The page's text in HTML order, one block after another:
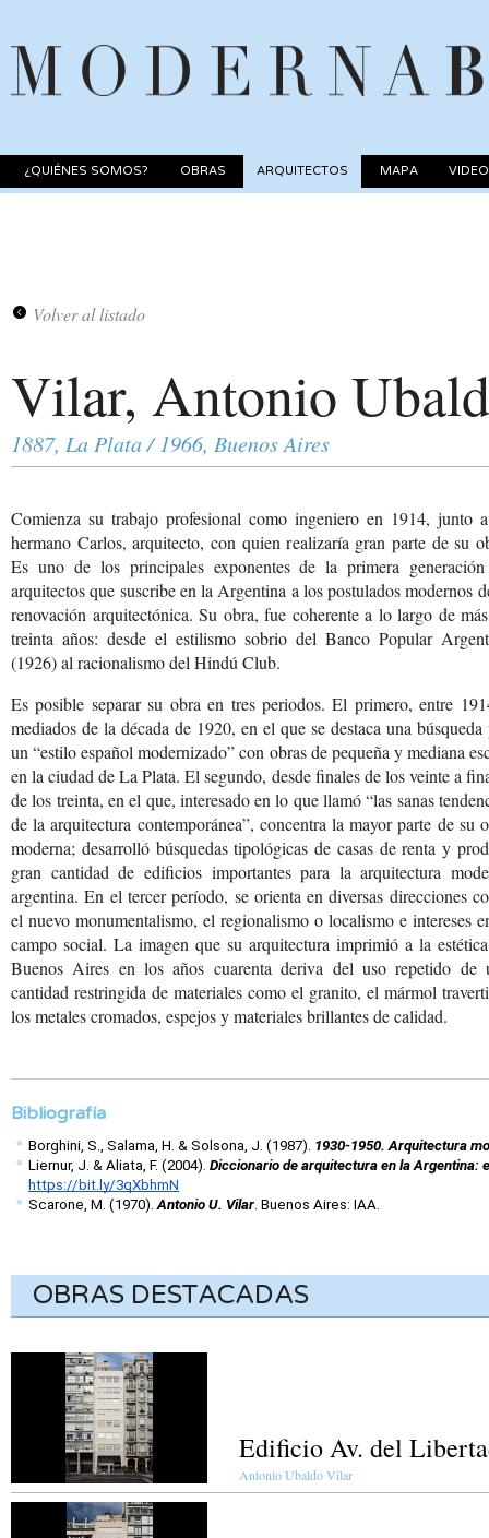
¿QUIÉNES SOMOS? OBRAS ARQUITECTOS MAPA
Volver al listado
Vilar, Antonio
1887, La Plata / 1966, Buenos Aires
Comienza su trabajo profesional como ingeniero en 1914, junto
hermano Carlos, arquitecto, con quien realizaría gran parte de su
Es uno de los principales exponentes de la primera
arquitectos que suscribe en la Argentina a los postulados modernos
renovación arquitectónica. Su obra, fue coherente a lo largo de
treinta años: desde el estilismo sobrio del Banco Popular
(1926) al racionalismo del Hindú Club.
Es posible separar su obra en tres periodos. El primero, entre
mediados de la década de 1920, en el que se destaca una búsqueda
un “estilo español modernizado” con obras de pequeña y mediana
en la ciudad de La Plata. El segundo, desde finales de los veinte a
de los treinta, en el que, interesado en lo que llamó “las sanas
de la arquitectura contemporánea”, concentra la mayor parte de su
moderna; desarrolló búsquedas tipológicas de casas de renta y
gran cantidad de edificios importantes para la arquitectura
argentina. En el tercer período, se orienta en diversas direcciones
el nuevo monumentalismo, el regionalismo o localismo e intereses
campo social. La imagen que su arquitectura imprimió a la
Buenos Aires en los años cuarenta deriva del uso repetido de
cantidad restringida de materiales como el granito, el mármol
los metales cromados, espejos y materiales brillantes de calidad.
Bibliografía
Borghini, S., Salama, H. & Solsona, J. (1987). 1930-1950. Arquitectura
Liernur, J. & Aliata, F. (2004). Diccionario de arquitectura en la
https://bit.ly/3qXbhmN
Scarone, M. (1970). Antonio U. Vilar. Buenos Aires: IAA.
OBRAS DESTACADAS
Edificio Av. del
Antonio Ubaldo Vilar